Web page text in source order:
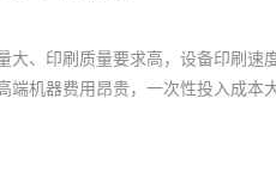
大、印刷质量要求高，设备印刷速
端机器费用昂贵，一次性投入成本